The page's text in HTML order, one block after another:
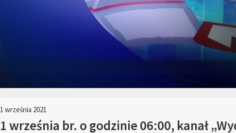
1 września 2021
1 września br. o godzinie 06:00, kanał